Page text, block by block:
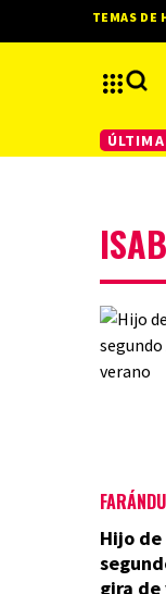
Hijo
gira de
TEMAS DE